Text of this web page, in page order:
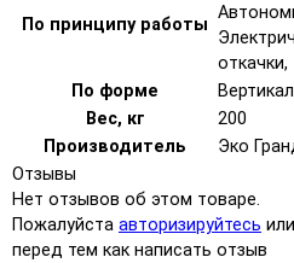
По принципу работы
По форме
Вес, кг
200
Производитель
Эко
Отзывы
Нет отзывов об этом товаре.
Пожалуйста авторизируйтесь или
перед тем как написать отзыв